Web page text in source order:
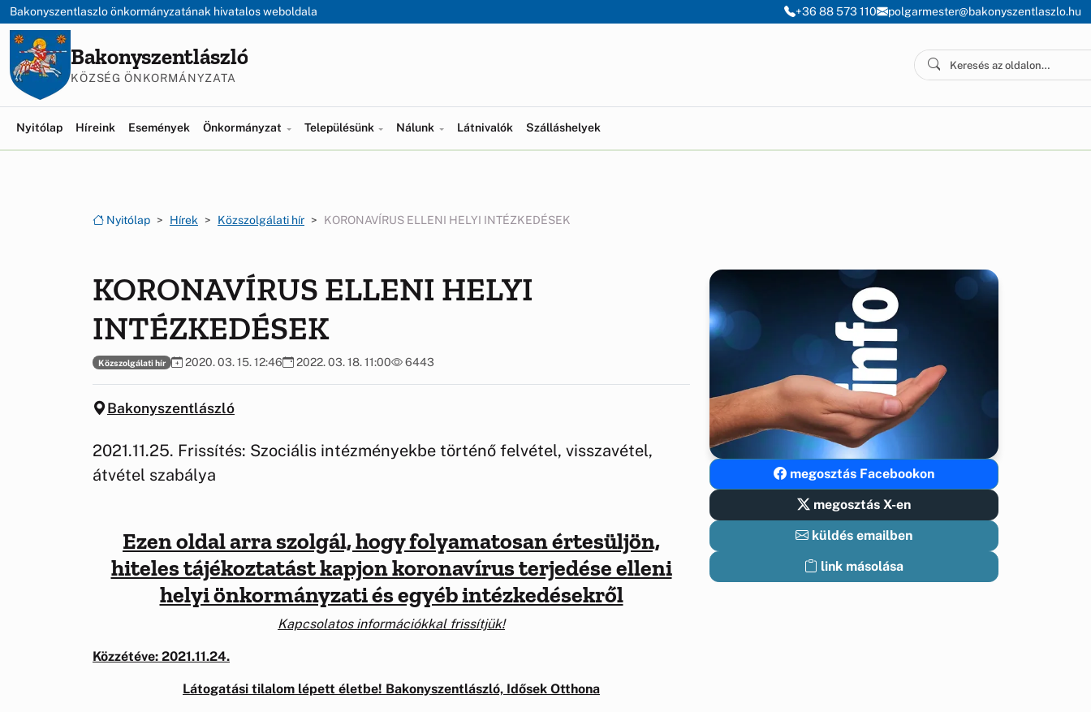
Ugrás a menüre
Ugrás a tartalomra
Bakonyszentlaszlo önkormányzatának hivatalos weboldala +36 88 573 110 polgarmester@bakonyszentlaszlo.hu
Bakonyszentlászló
KÖZSÉG ÖNKORMÁNYZATA
Nyitólap Híreink Események Önkormányzat Településünk Nálunk Látnivalók Szálláshelyek
Nyitólap Hírek Közszolgálati hír KORONAVÍRUS ELLENI HELYI INTÉZKEDÉSEK
KORONAVÍRUS ELLENI HELYI
INTÉZKEDÉSEK
Közszolgálati hír 2020. 03. 15. 12:46 2022. 03. 18. 11:00 6443
Bakonyszentlászló
2021.11.25. Frissítés: Szociális intézményekbe történő felvétel, visszavétel,
átvétel szabálya
Ezen oldal arra szolgál, hogy folyamatosan értesüljön,
hiteles tájékoztatást kapjon koronavírus terjedése elleni
helyi önkormányzati és egyéb intézkedésekről
Kapcsolatos információkkal frissítjük!
Közzétéve: 2021.11.24.
Látogatási tilalom lépett életbe! Bakonyszentlászló, Idősek Otthona
megosztás Facebookon
megosztás X-en
küldés emailben
link másolása